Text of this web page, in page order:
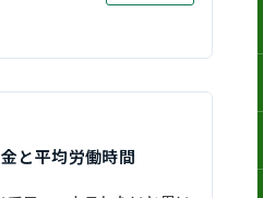
と平均労働時間